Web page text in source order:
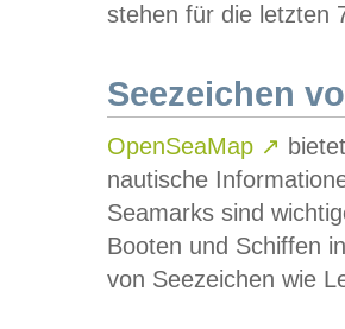
stehen für die letzten
Seezeichen
OpenSeaMap ↗
nautische
Seamarks sind
Booten und Schiffen
von Seezeichen wie